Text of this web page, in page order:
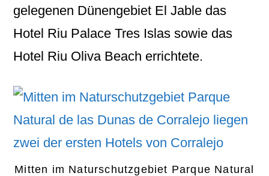
gelegenen Dünengebiet El Jable das
Hotel Riu Palace Tres Islas sowie das
Hotel Riu Oliva Beach errichtete.
Mitten im Naturschutzgebiet Parque Natural